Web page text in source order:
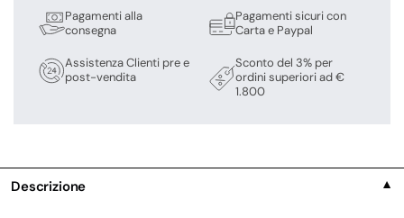
Pagamenti alla
consegna
Assistenza Clienti pre e
post-vendita
Pagamenti sicuri con
Carta e Paypal
Sconto del 3% per
ordini superiori ad €
1.800
Descrizione ▼